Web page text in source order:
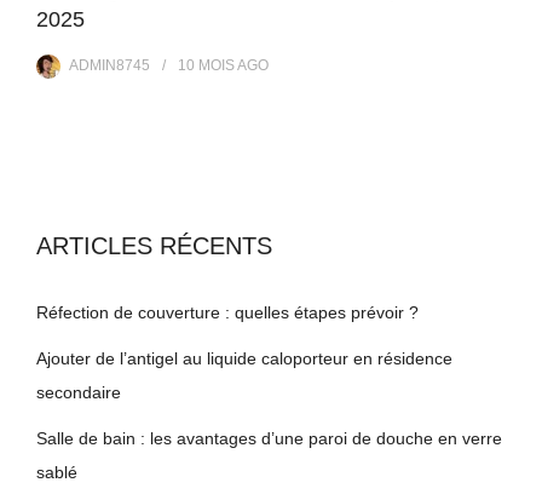
2025
ADMIN8745 10 MOISAGO
ARTICLES RÉCENTS
Réfection de couverture : quelles étapes prévoir ?
Ajouter de l’antigel au liquide caloporteur en résidence
secondaire
Salle de bain : les avantages d’une paroi de douche en verre
sablé